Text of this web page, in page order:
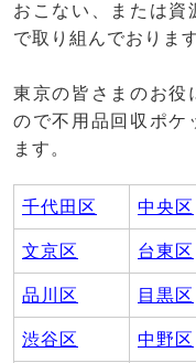
おこない、または資
で取り組んでおります
東京の皆さまのお役
ので不用品回収ポケ
ます。
千代田区 中央区
文京区 台東区
品川区 目黒区
渋谷区 中野区